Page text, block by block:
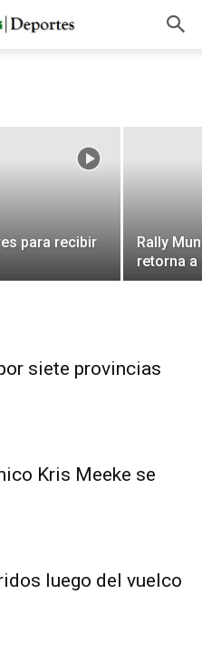
Carlos Paz
para recibir
Rally
retorna a
siete provincias
Kris Meeke se
luego del vuelco